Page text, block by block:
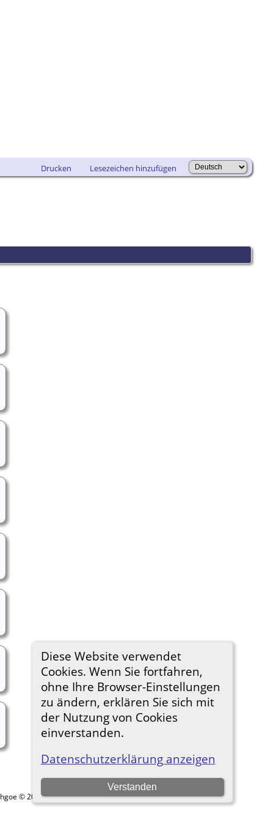
Drucken Lesezeichen hinzufügen
Diese Website verwendet
Cookies. Wenn Sie fortfahren,
ohne Ihre Browser-Einstellungen
zu ändern, erklären Sie sich mit
der Nutzung von Cookies
einverstanden.
Datenschutzerklärung anzeigen
Verstanden
© 2001-2026.